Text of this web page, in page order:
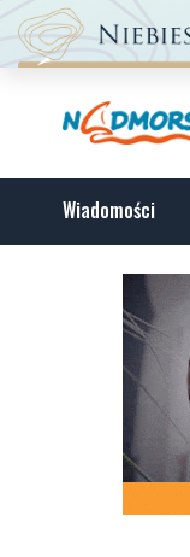
Wiadomości